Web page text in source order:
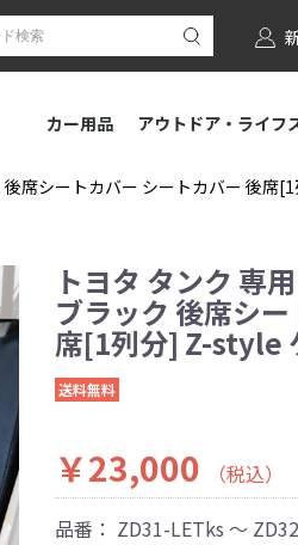
カー用品 アウトドア・ライフ
席シートカバー シートカバー 後席
トヨタ タンク 専
ブラック 後席シ
席[1列分] Z-style
送料無料
￥23,000
（税込）
品番： ZD31-LETks ～